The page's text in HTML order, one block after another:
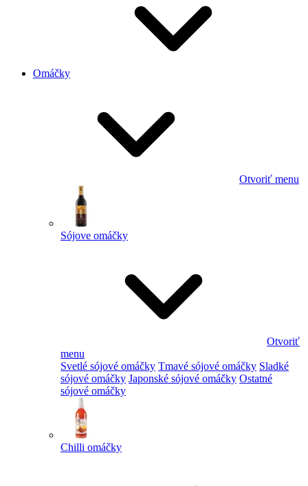
Omáčky
Otvoriť menu
Sójove omáčky
Otvoriť
menu
Svetlé sójové omáčky Tmavé sójové omáčky Sladké
sójové omáčky Japonské sójové omáčky Ostatné
sójové omáčky
Chilli omáčky